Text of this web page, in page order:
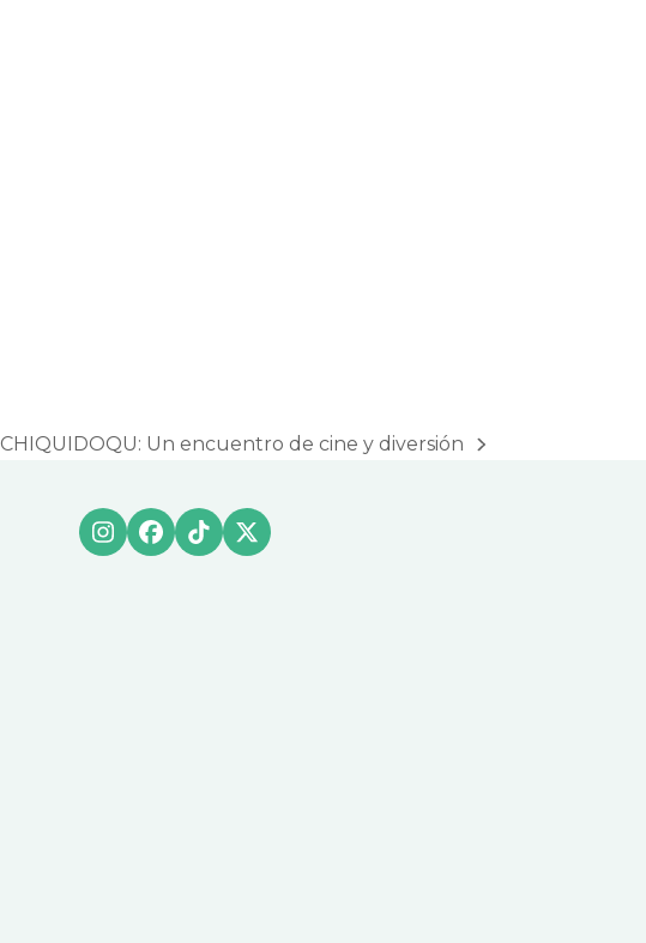
next
CHIQUIDOQU: Un encuentro de cine y diversión
Instagram
Facebook
Tiktok
X